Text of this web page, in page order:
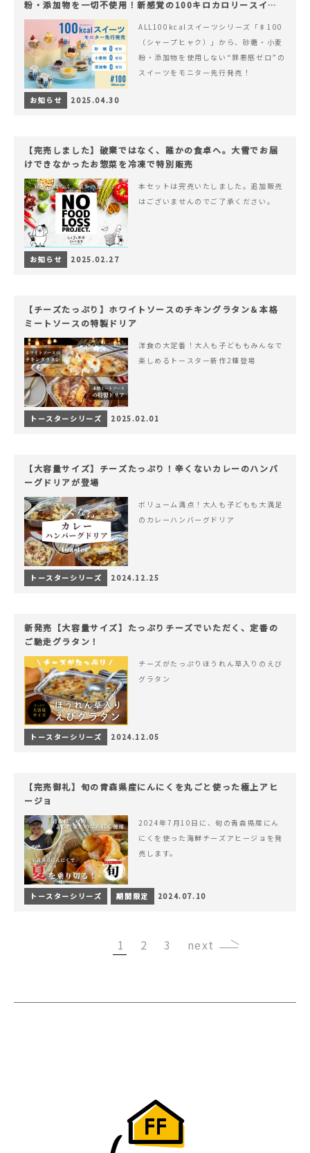
粉・添加物を一切不使用！新感覚の100キロカロリースイー
ツでヘルシーライフを。
ALL100kcalスイーツシリーズ「♯100
（シャープヒャク）」から、砂糖・小麦
粉・添加物を使用しない“罪悪感ゼロ”の
スイーツをモニター先行発売！
お知らせ 2025.04.30
【完売しました】破棄ではなく、誰かの食卓へ。大雪でお届
けできなかったお惣菜を冷凍で特別販売
本セットは完売いたしました。追加販売
はございませんのでご了承ください。
お知らせ 2025.02.27
【チーズたっぷり】ホワイトソースのチキングラタン＆本格
ミートソースの特製ドリア
洋食の大定番！大人も子どももみんなで
楽しめるトースター新作2種登場
トースターシリーズ 2025.02.01
【大容量サイズ】チーズたっぷり！辛くないカレーのハンバ
ーグドリアが登場
ボリューム満点！大人も子どもも大満足
のカレーハンバーグドリア
トースターシリーズ 2024.12.25
新発売【大容量サイズ】たっぷりチーズでいただく、定番の
ご馳走グラタン！
チーズがたっぷりほうれん草入りのえび
グラタン
トースターシリーズ 2024.12.05
【完売御礼】旬の青森県産にんにくを丸ごと使った極上アヒ
ージョ
2024年7月10日に、旬の青森県産にん
にくを使った海鮮チーズアヒージョを発
売します。
トースターシリーズ 期間限定 2024.07.10
1 2 3 ›